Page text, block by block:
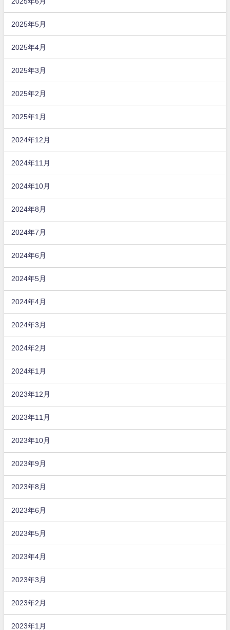
2025年5月
2025年4月
2025年3月
2025年2月
2025年1月
2024年12月
2024年11月
2024年10月
2024年8月
2024年7月
2024年6月
2024年5月
2024年4月
2024年3月
2024年2月
2024年1月
2023年12月
2023年11月
2023年10月
2023年9月
2023年8月
2023年6月
2023年5月
2023年4月
2023年3月
2023年2月
2023年1月